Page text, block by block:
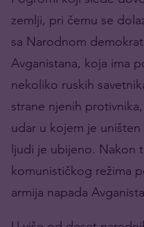
zemlji, pri čemu se
sa Narodnom
Avganistana, koja ima
nekoliko ruskih
strane njenih
udar u kojem je
ljudi je ubijeno. Nakon
komunističkog režima
armija napada